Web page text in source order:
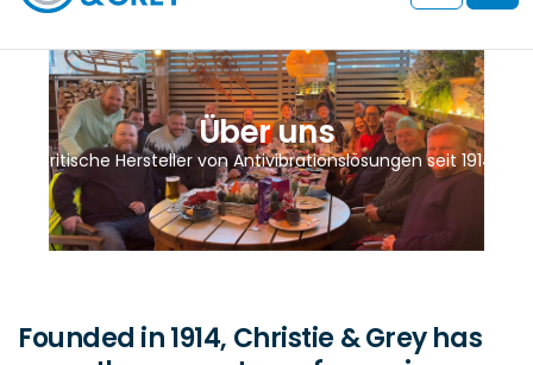
Über uns
Britische Hersteller von Antivibrationslösungen seit 1914
Founded in 1914, Christie & Grey has